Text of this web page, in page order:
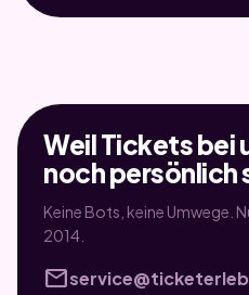
Weil Tickets bei
noch persönlich
Keine Bots, keine Umwege.
2014.
mail